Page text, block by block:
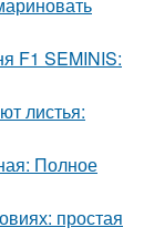
F1 SEMINIS:
листья:
Полное
простая